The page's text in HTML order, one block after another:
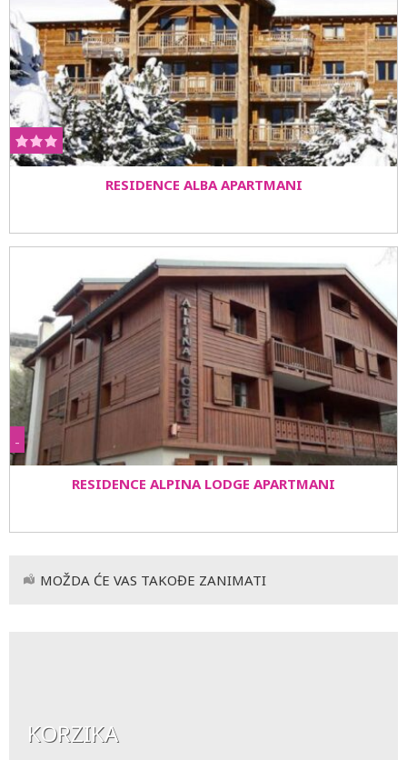
RESIDENCE ALBA APARTMANI
-
RESIDENCE ALPINA LODGE APARTMANI
MOŽDA ĆE VAS TAKOĐE ZANIMATI
KORZIKA